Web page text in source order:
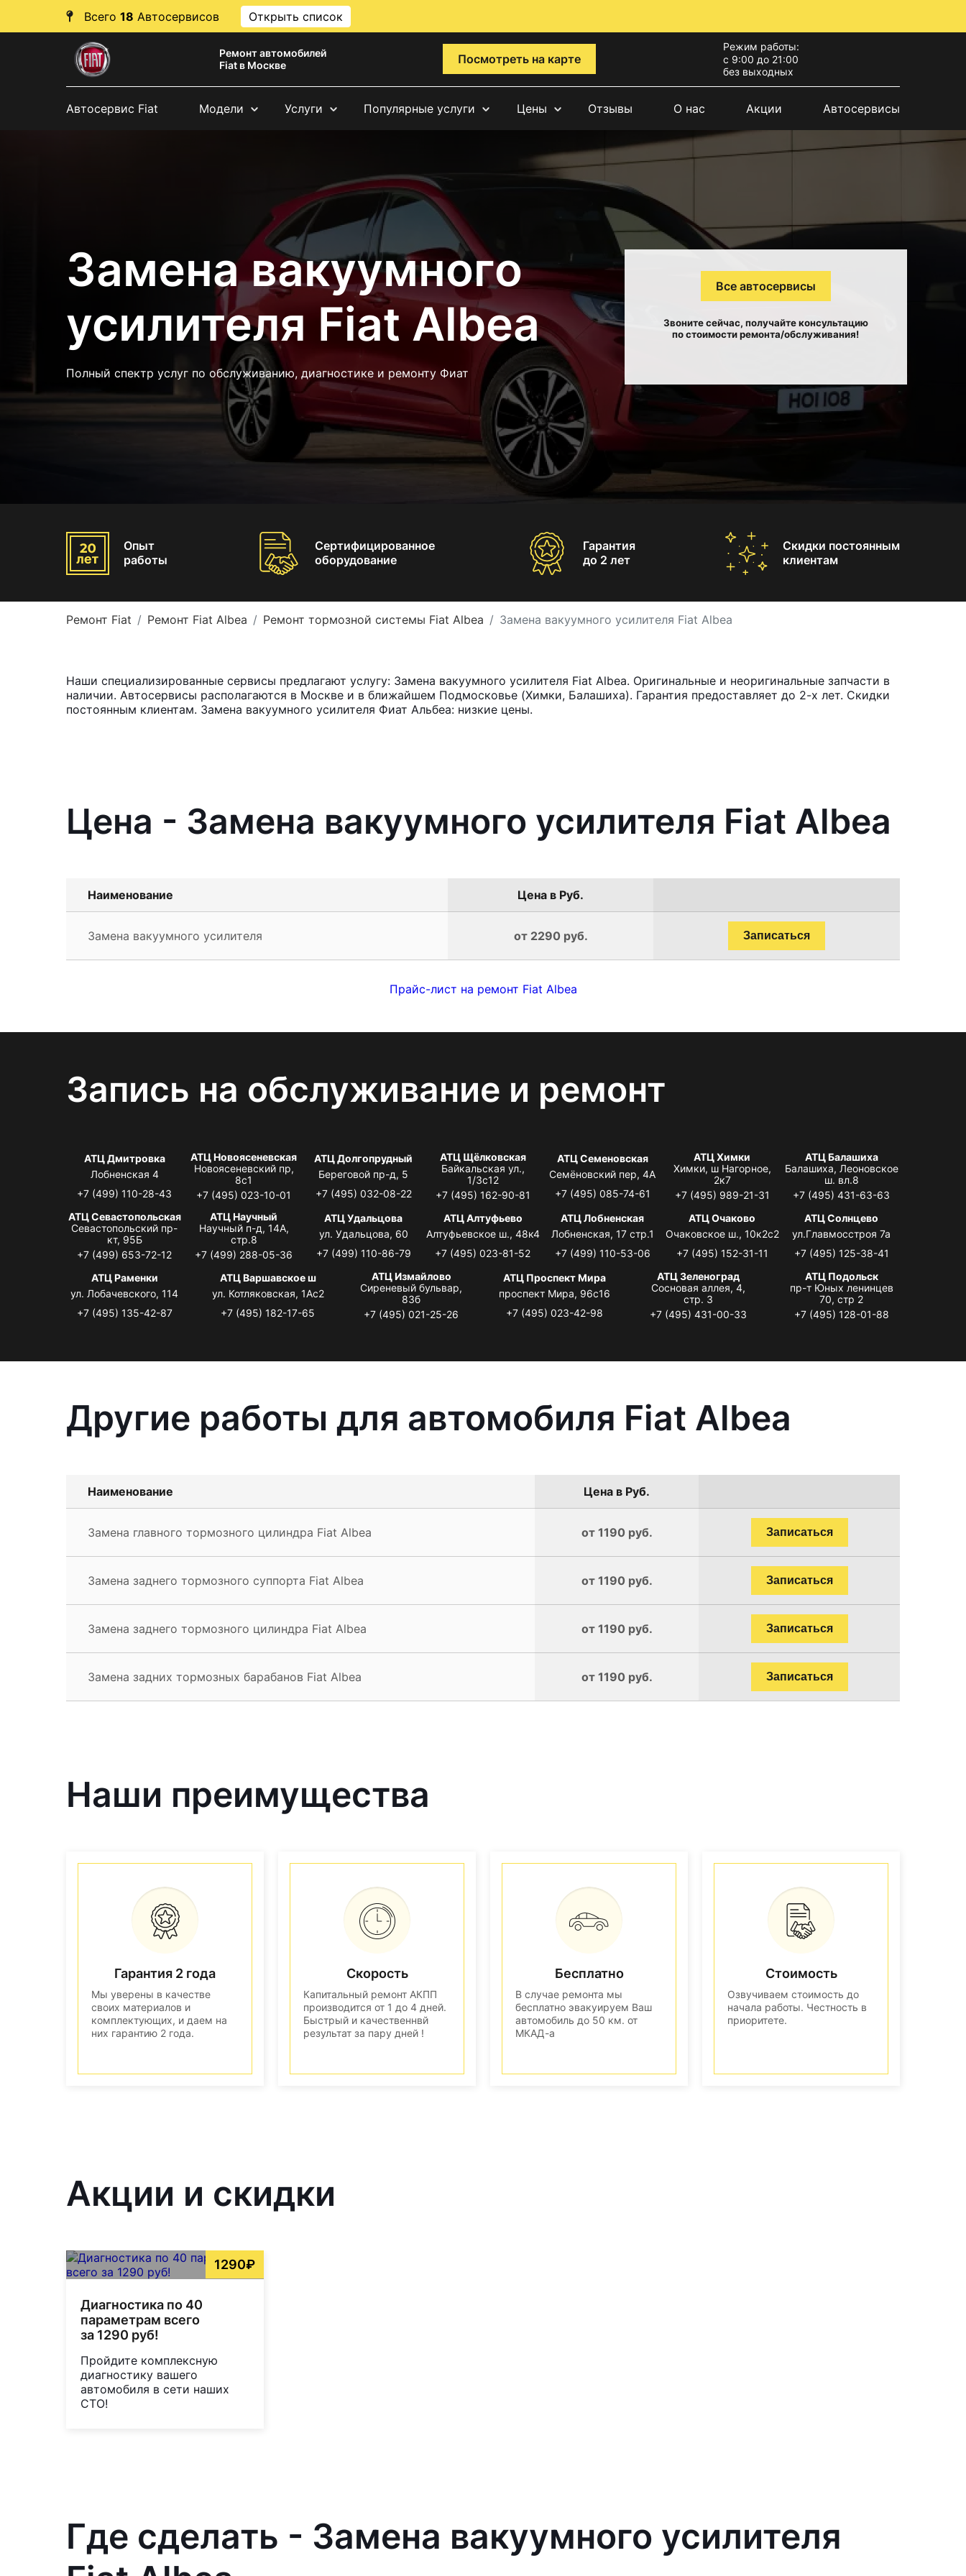
Всего 18 Автосервисов Открыть список
Ремонт автомобилей
Fiat в Москве
Посмотреть на карте
Режим работы:
с 9:00 до 21:00
без выходных
Автосервис Fiat Модели Услуги Популярные услуги Цены Отзывы О нас Акции Автосервисы
Замена вакуумного
усилителя Fiat Albea
Полный спектр услуг по обслуживанию, диагностике и ремонту Фиат
Все автосервисы
Звоните сейчас, получайте консультацию
по стоимости ремонта/обслуживания!
Опыт
работы
Сертифицированное
оборудование
Гарантия
до 2 лет
Скидки постоянным
клиентам
Ремонт Fiat Ремонт Fiat Albea Ремонт тормозной системы Fiat Albea Замена вакуумного усилителя Fiat Albea
Наши специализированные сервисы предлагают услугу: Замена вакуумного усилителя Fiat Albea. Оригинальные и неоригинальные запчасти в
наличии. Автосервисы располагаются в Москве и в ближайшем Подмосковье (Химки, Балашиха). Гарантия предоставляет до 2-х лет. Скидки
постоянным клиентам. Замена вакуумного усилителя Фиат Альбеа: низкие цены.
Цена - Замена вакуумного усилителя Fiat Albea
Наименование Цена в Руб.
Замена вакуумного усилителя от 2290 руб. Записаться
Прайс-лист на ремонт Fiat Albea
Запись на обслуживание и ремонт
АТЦ Дмитровка
Лобненская 4
+7 (499) 110-28-43
АТЦ Новоясеневская
Новоясеневский пр,
8с1
+7 (495) 023-10-01
АТЦ Долгопрудный
Береговой пр-д, 5
+7 (495) 032-08-22
АТЦ Щёлковская
Байкальская ул.,
1/3с12
+7 (495) 162-90-81
АТЦ Семеновская
Семёновский пер, 4А
+7 (495) 085-74-61
АТЦ Химки
Химки, ш Нагорное,
2к7
+7 (495) 989-21-31
АТЦ Балашиха
Балашиха, Леоновское
ш. вл.8
+7 (495) 431-63-63
АТЦ Севастопольская
Севастопольский пр-
кт, 95Б
+7 (499) 653-72-12
АТЦ Научный
Научный п-д, 14А,
стр.8
+7 (499) 288-05-36
АТЦ Удальцова
ул. Удальцова, 60
+7 (499) 110-86-79
АТЦ Алтуфьево
Алтуфьевское ш., 48к4
+7 (495) 023-81-52
АТЦ Лобненская
Лобненская, 17 стр.1
+7 (499) 110-53-06
АТЦ Очаково
Очаковское ш., 10к2с2
+7 (495) 152-31-11
АТЦ Солнцево
ул.Главмосстроя 7а
+7 (495) 125-38-41
АТЦ Раменки
ул. Лобачевского, 114
+7 (495) 135-42-87
АТЦ Варшавское ш
ул. Котляковская, 1Ас2
+7 (495) 182-17-65
АТЦ Измайлово
Сиреневый бульвар,
83б
+7 (495) 021-25-26
АТЦ Проспект Мира
проспект Мира, 96с16
+7 (495) 023-42-98
АТЦ Зеленоград
Сосновая аллея, 4,
стр. 3
+7 (495) 431-00-33
АТЦ Подольск
пр-т Юных ленинцев
70, стр 2
+7 (495) 128-01-88
Другие работы для автомобиля Fiat Albea
Наименование Цена в Руб.
Замена главного тормозного цилиндра Fiat Albea от 1190 руб. Записаться
Замена заднего тормозного суппорта Fiat Albea от 1190 руб. Записаться
Замена заднего тормозного цилиндра Fiat Albea от 1190 руб. Записаться
Замена задних тормозных барабанов Fiat Albea от 1190 руб. Записаться
Наши преимущества
Гарантия 2 года
Мы уверены в качестве
своих материалов и
комплектующих, и даем на
них гарантию 2 года.
Скорость
Капитальный ремонт АКПП
производится от 1 до 4 дней.
Быстрый и качественнвй
результат за пару дней !
Бесплатно
В случае ремонта мы
бесплатно эвакуируем Ваш
автомобиль до 50 км. от
МКАД-а
Стоимость
Озвучиваем стоимость до
начала работы. Честность в
приоритете.
Акции и скидки
1290₽
Диагностика по 40
параметрам всего
за 1290 руб!
Пройдите комплексную
диагностику вашего
автомобиля в сети наших
СТО!
Где сделать - Замена вакуумного усилителя